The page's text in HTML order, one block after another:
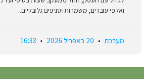
ואלפי עובדים, משמרות וסניפים גלובליים.
מערכת